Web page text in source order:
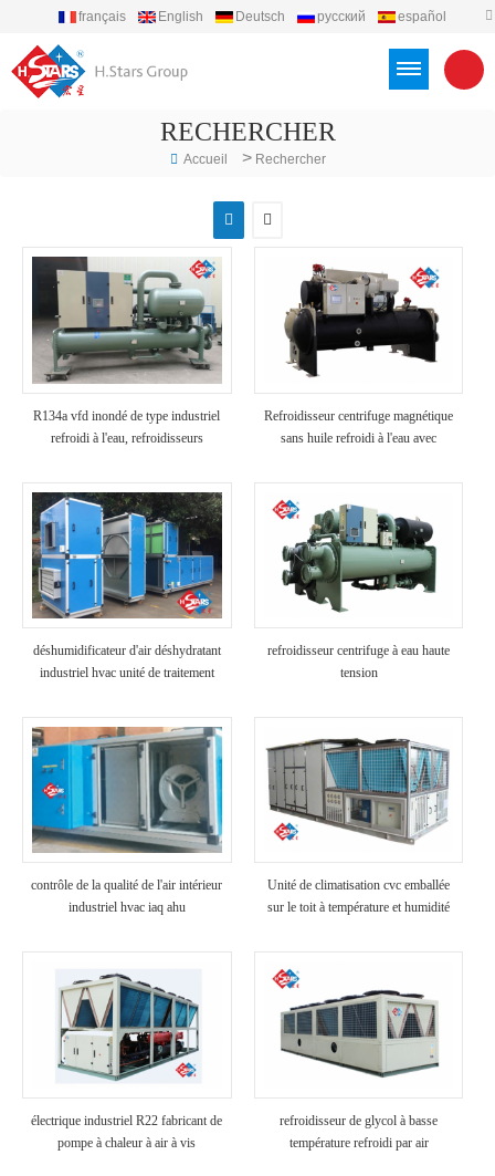
français English Deutsch русский
español
RECHERCHER
Accueil > Rechercher
R134a vfd inondé de type industriel
refroidi à l'eau, refroidisseurs
Refroidisseur centrifuge magnétique
sans huile refroidi à l'eau avec
déshumidificateur d'air déshydratant
industriel hvac unité de traitement
refroidisseur centrifuge à eau haute
tension
contrôle de la qualité de l'air intérieur
industriel hvac iaq ahu
Unité de climatisation cvc emballée
sur le toit à température et humidité
électrique industriel R22 fabricant de
pompe à chaleur à air à vis
refroidisseur de glycol à basse
température refroidi par air